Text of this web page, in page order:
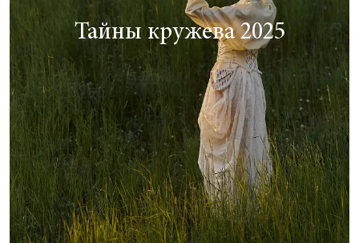
Тайны кружева 2025